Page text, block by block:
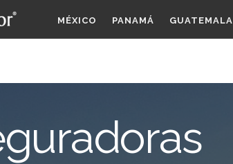
MÉXICO PANAMÁ GUATEMALA